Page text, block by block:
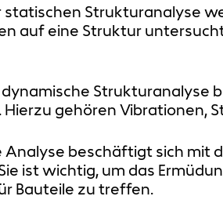
statischen Strukturanalyse
auf eine Struktur
dynamische Strukturanalyse
gehören Vibrationen,
Analyse beschäftigt sich mit
ist wichtig, um das
Bauteile zu treffen.